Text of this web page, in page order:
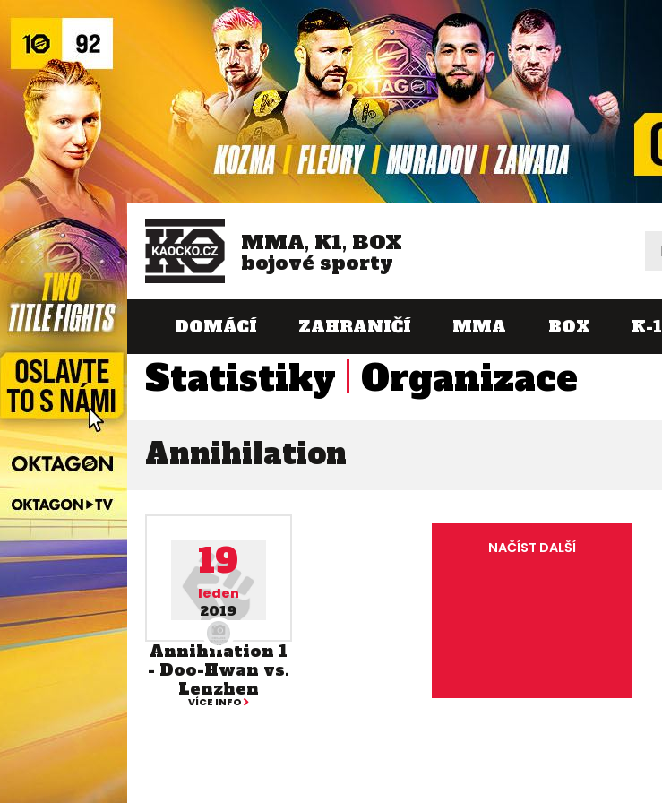
MMA, K1, BOX
bojové sporty
DOMÁCÍ ZAHRANIČÍ MMA BOX K-1
Statistiky Organizace
Annihilation
19
leden
2019
Annihilation 1
- Doo-Hwan vs.
Lenzhen
VÍCE INFO
NAČÍST DALŠÍ